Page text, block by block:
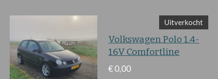
Uitverkocht
Volkswagen Polo 1.4-
16V Comfortline
€ 0,00